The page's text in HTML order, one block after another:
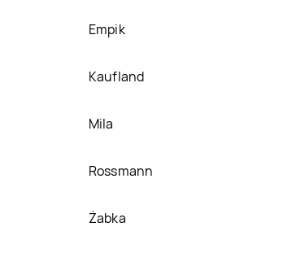
Empik
Kaufland
Mila
Rossmann
Żabka